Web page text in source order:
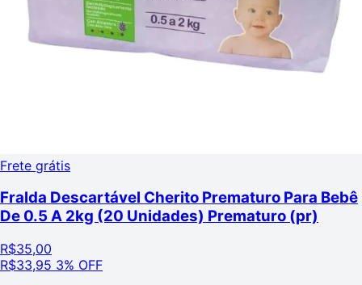
Frete grátis
Fralda Descartável Cherito Prematuro Para Bebê
De 0.5 A 2kg (20 Unidades) Prematuro (pr)
R$35,00
R$33,95 3% OFF